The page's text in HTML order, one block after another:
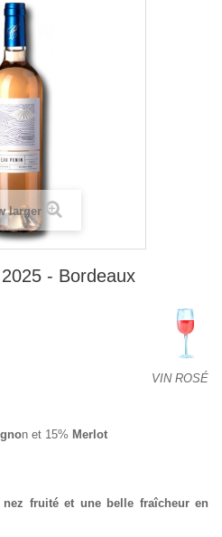
larger
- Bordeaux
VIN ROSÉ
n et 15% Merlot
nez fruité et une belle fraîcheur en